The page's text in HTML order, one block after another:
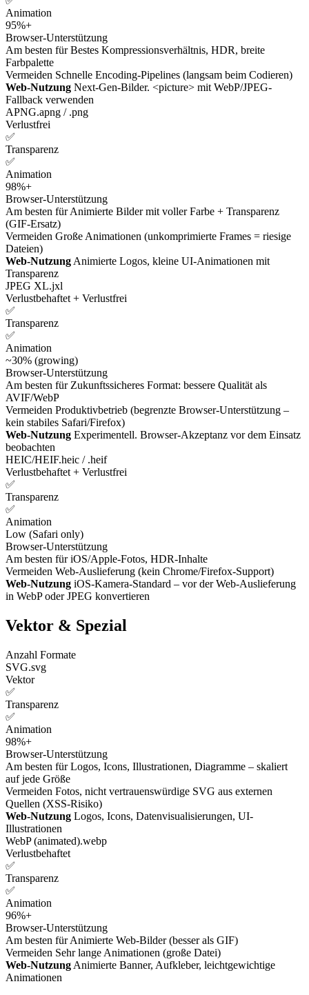
Animation
95%+
Browser-Unterstützung
Am besten für Bestes Kompressionsverhältnis, HDR, breite
Farbpalette
Vermeiden Schnelle Encoding-Pipelines (langsam beim Codieren)
Web-Nutzung Next-Gen-Bilder. <picture> mit WebP/JPEG-
Fallback verwenden
APNG.apng / .png
Verlustfrei
✅
Transparenz
✅
Animation
98%+
Browser-Unterstützung
Am besten fürAnimierte Bilder mit voller Farbe + Transparenz
(GIF-Ersatz)
Vermeiden Große Animationen (unkomprimierte Frames = riesige
Dateien)
Web-NutzungAnimierte Logos, kleine UI-Animationen mit
Transparenz
JPEG XL.jxl
Verlustbehaftet + Verlustfrei
✅
Transparenz
✅
Animation
~30% (growing)
Browser-Unterstützung
Am besten für Zukunftssicheres Format: bessere Qualität als
AVIF/WebP
Vermeiden Produktivbetrieb (begrenzte Browser-Unterstützung –
kein stabiles Safari/Firefox)
Web-Nutzung Experimentell. Browser-Akzeptanz vor dem Einsatz
beobachten
HEIC/HEIF.heic / .heif
Verlustbehaftet + Verlustfrei
✅
Transparenz
✅
Animation
Low (Safari only)
Browser-Unterstützung
Am besten für iOS/Apple-Fotos, HDR-Inhalte
Vermeiden Web-Auslieferung (kein Chrome/Firefox-Support)
Web-Nutzung iOS-Kamera-Standard – vor der Web-Auslieferung
in WebP oder JPEG konvertieren
Vektor & Spezial
Anzahl Formate
SVG.svg
Vektor
✅
Transparenz
✅
Animation
98%+
Browser-Unterstützung
Am besten für Logos, Icons, Illustrationen, Diagramme – skaliert
auf jede Größe
Vermeiden Fotos, nicht vertrauenswürdige SVG aus externen
Quellen (XSS-Risiko)
Web-Nutzung Logos, Icons, Datenvisualisierungen, UI-
Illustrationen
WebP (animated).webp
Verlustbehaftet
✅
Transparenz
✅
Animation
96%+
Browser-Unterstützung
Am besten für Animierte Web-Bilder (besser als GIF)
Vermeiden Sehr lange Animationen (große Datei)
Web-Nutzung Animierte Banner, Aufkleber, leichtgewichtige
Animationen